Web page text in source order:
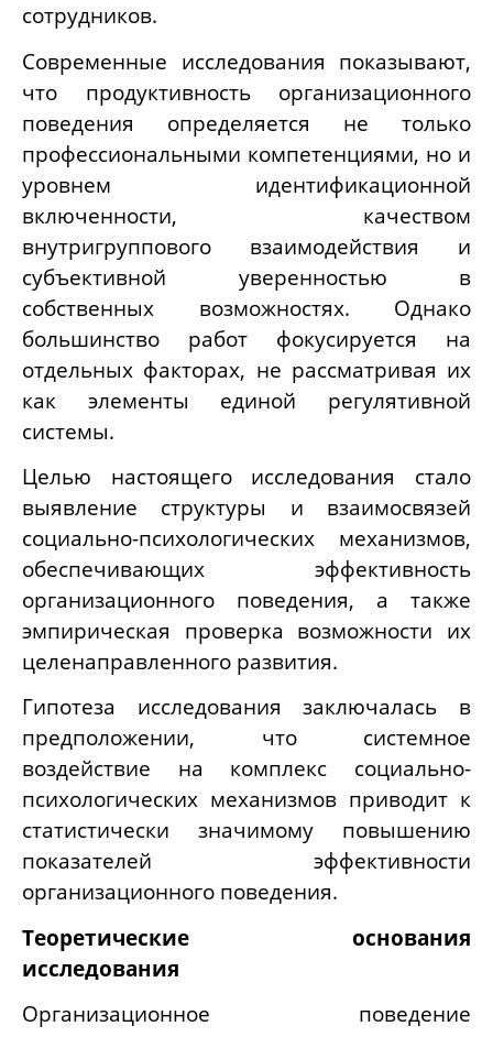
сотрудников.
Современные исследования показывают,
что продуктивность организационного
поведения определяется не только
профессиональными компетенциями, но и
уровнем идентификационной
включенности, качеством
внутригруппового взаимодействия и
субъективной уверенностью в
собственных возможностях. Однако
большинство работ фокусируется на
отдельных факторах, не рассматривая их
как элементы единой регулятивной
системы.
Целью настоящего исследования стало
выявление структуры и взаимосвязей
социально-психологических механизмов,
обеспечивающих эффективность
организационного поведения, а также
эмпирическая проверка возможности их
целенаправленного развития.
Гипотеза исследования заключалась в
предположении, что системное
воздействие на комплекс социально-
психологических механизмов приводит к
статистически значимому повышению
показателей эффективности
организационного поведения.
Теоретические основания
исследования
Организационное поведение